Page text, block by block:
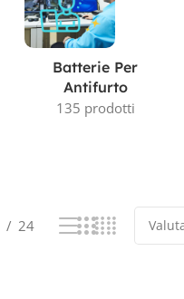
Batterie Per
Antifurto
135 prodotti
24